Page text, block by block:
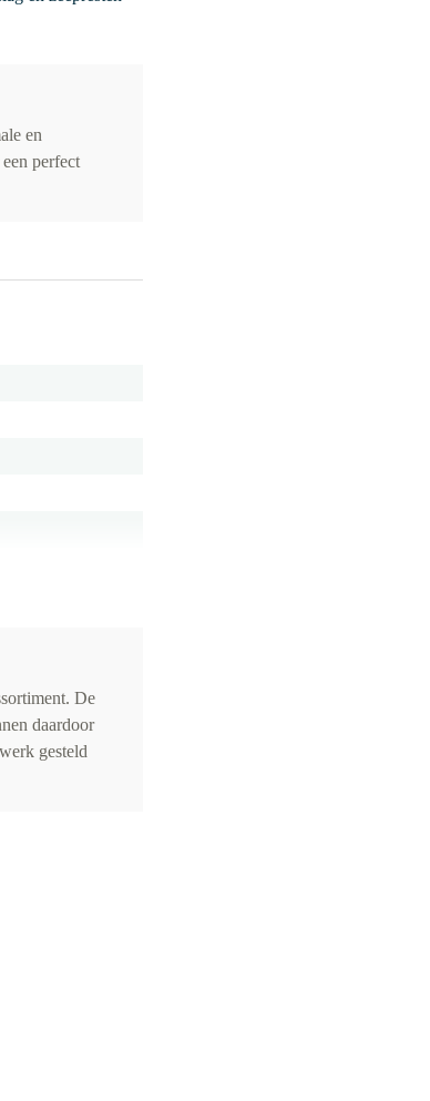
en
perfect
De
daardoor
gesteld